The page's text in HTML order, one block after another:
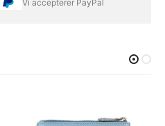
Vi accepterer PayPal